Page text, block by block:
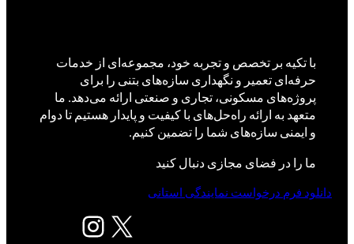
با تکیه بر تخصص و تجربه خود، مجموعه‌ای از خدمات
حرفه‌ای تعمیر و نگهداری سازه‌های بتنی را برای
پروژه‌های مسکونی، تجاری و صنعتی ارائه می‌دهد. ما
متعهد به ارائه راه‌حل‌های با کیفیت و پایدار هستیم تا دوام
و ایمنی سازه‌های شما را تضمین کنیم.
ما را در فضای مجازی دنبال کنید
X اینستاگرم
دانلود فرم درخواست نمایندگی استانی